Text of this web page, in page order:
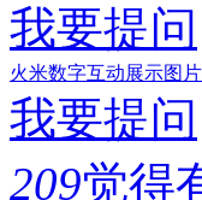
我要提问
火米数字互动展示图
我要提问
209觉得